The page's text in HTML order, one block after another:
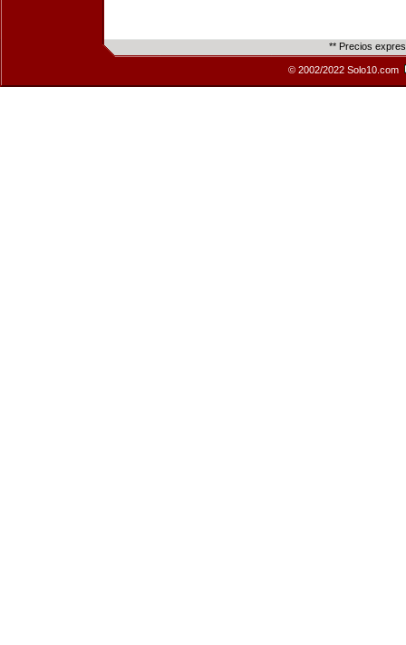
** Precios
© 2002/2022 Solo10.com